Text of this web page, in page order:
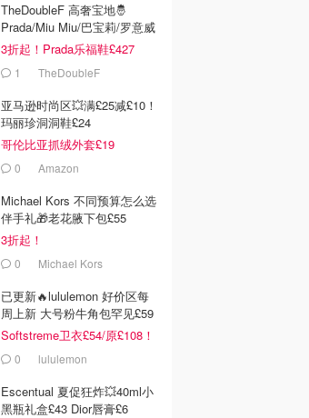
TheDoubleF 高奢宝地🤴
Prada/Miu Miu/巴宝莉/罗意威
3折起！Prada乐福鞋£427
1 TheDoubleF
亚马逊时尚区💥满£25减£10！
玛丽珍洞洞鞋£24
哥伦比亚抓绒外套£19
0 Amazon
Michael Kors 不同预算怎么选
伴手礼🎁老花腋下包£55
3折起！
0 Michael Kors
已更新🔥lululemon 好价区每
周上新 大号粉牛角包罕见£59
Softstreme卫衣£54/原£108！
0 lululemon
Escentual 夏促狂炸💥40ml小
黑瓶礼盒£43 Dior唇膏£6